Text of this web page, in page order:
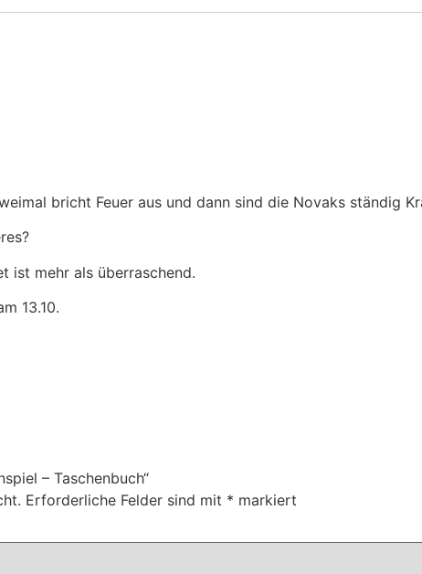
bricht Feuer aus und dann sind die Novaks ständig
ist mehr als überraschend.
13.10.
– Taschenbuch“
Erforderliche Felder sind mit * markiert